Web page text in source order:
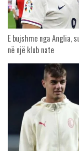
E bujshme nga Anglia,
në një klub nate